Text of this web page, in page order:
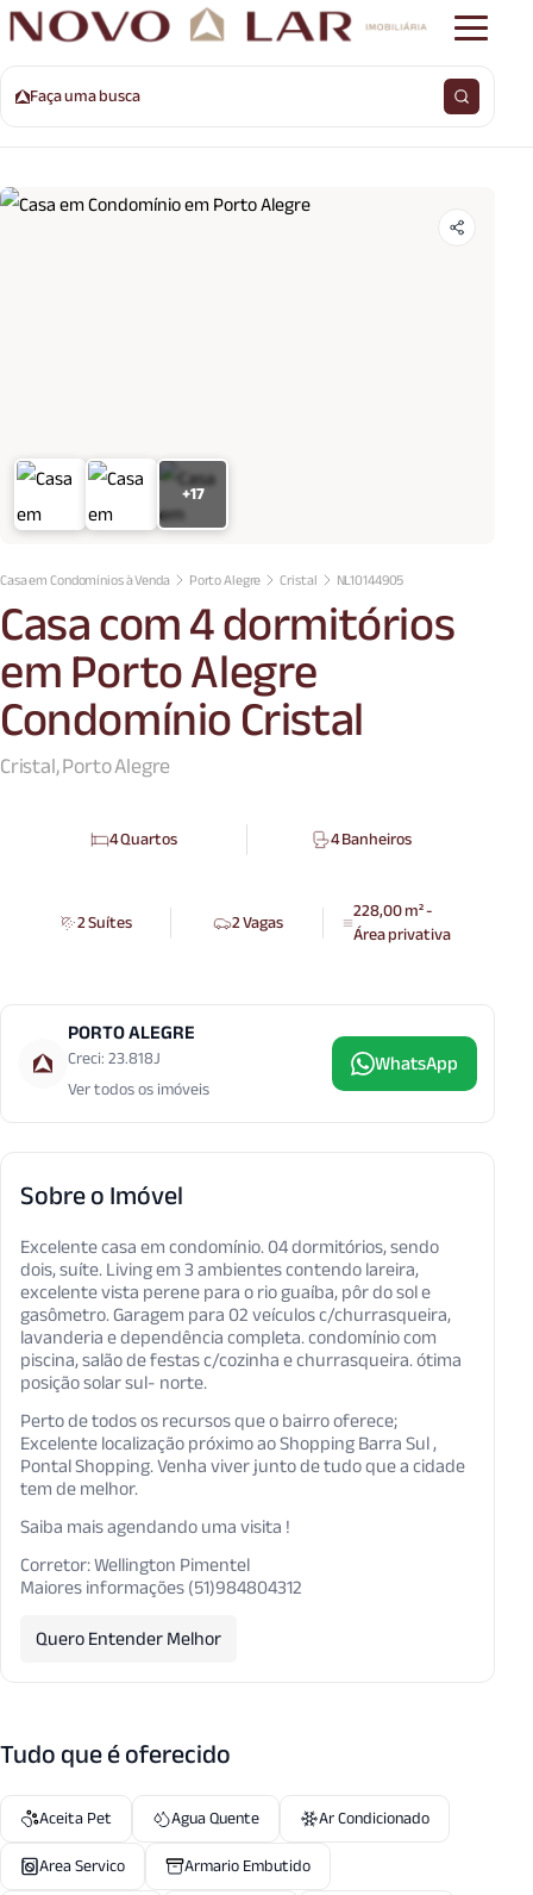
Faça uma busca
+17
Casa em Condomínios à Venda Porto Alegre Cristal NL10144905
Casa com 4 dormitórios
em Porto Alegre
Condomínio Cristal
Cristal, Porto Alegre
4 Quartos 4 Banheiros
2 Suítes 2 Vagas 228,00 m² -
Área privativa
PORTO ALEGRE
Creci: 23.818J
Ver todos os imóveis
WhatsApp
Sobre o Imóvel
Excelente casa em condomínio. 04 dormitórios, sendo
dois, suíte. Living em 3 ambientes contendo lareira,
excelente vista perene para o rio guaíba, pôr do sol e
gasômetro. Garagem para 02 veículos c/churrasqueira,
lavanderia e dependência completa. condomínio com
piscina, salão de festas c/cozinha e churrasqueira. ótima
posição solar sul- norte.
Perto de todos os recursos que o bairro oferece;
Excelente localização próximo ao Shopping Barra Sul ,
Pontal Shopping. Venha viver junto de tudo que a cidade
tem de melhor.
Saiba mais agendando uma visita !
Corretor: Wellington Pimentel
Maiores informações (51)984804312
Quero Entender Melhor
Tudo que é oferecido
Aceita Pet Agua Quente
Ar Condicionado
Area Servico
Armario Embutido